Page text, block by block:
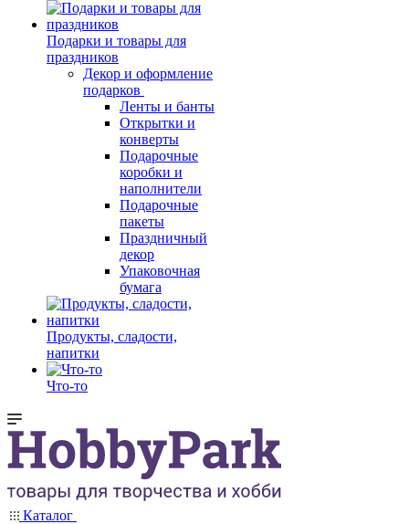
Подарки и товары для
праздников
Декор и оформление
подарков
Ленты и банты
Открытки и
конверты
Подарочные
коробки и
наполнители
Подарочные
пакеты
Праздничный
декор
Упаковочная
бумага
Продукты, сладости,
напитки
Что-то
Каталог